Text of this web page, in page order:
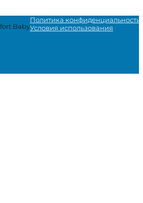
Baby
Политика конфиденциальности
Условия использования